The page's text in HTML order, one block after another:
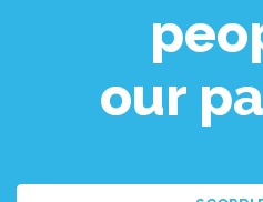
our